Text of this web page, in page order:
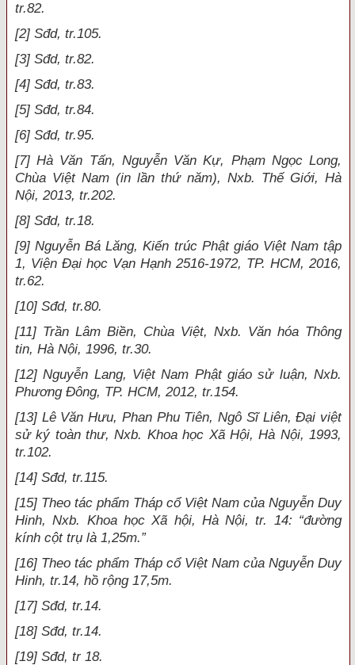
tr.82.
[2] Sđd, tr.105.
[3] Sđd, tr.82.
[4] Sđd, tr.83.
[5] Sđd, tr.84.
[6] Sđd, tr.95.
[7] Hà Văn Tấn, Nguyễn Văn Kự, Phạm Ngọc Long,
Chùa Việt Nam (in lần thứ năm), Nxb. Thế Giới, Hà
Nội, 2013, tr.202.
[8] Sđd, tr.18.
[9] Nguyễn Bá Lăng, Kiến trúc Phật giáo Việt Nam tập
1, Viện Đại học Vạn Hạnh 2516-1972, TP. HCM, 2016,
tr.62.
[10] Sđd, tr.80.
[11] Trần Lâm Biền, Chùa Việt, Nxb. Văn hóa Thông
tin, Hà Nội, 1996, tr.30.
[12] Nguyễn Lang, Việt Nam Phật giáo sử luận, Nxb.
Phương Đông, TP. HCM, 2012, tr.154.
[13] Lê Văn Hưu, Phan Phu Tiên, Ngô Sĩ Liên, Đại việt
sử ký toàn thư, Nxb. Khoa học Xã Hội, Hà Nội, 1993,
tr.102.
[14] Sđd, tr.115.
[15] Theo tác phẩm Tháp cổ Việt Nam của Nguyễn Duy
Hinh, Nxb. Khoa học Xã hội, Hà Nội, tr. 14: “đường
kính cột trụ là 1,25m.”
[16] Theo tác phẩm Tháp cổ Việt Nam của Nguyễn Duy
Hinh, tr.14, hồ rộng 17,5m.
[17] Sđd, tr.14.
[18] Sđd, tr.14.
[19] Sđd, tr 18.